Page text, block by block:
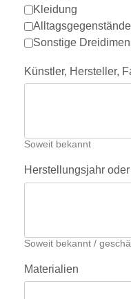
Kleidung
Alltagsgegenstände
Sonstige
Künstler, Hersteller,
Soweit bekannt
Herstellungsjahr
Soweit bekannt /
Materialien